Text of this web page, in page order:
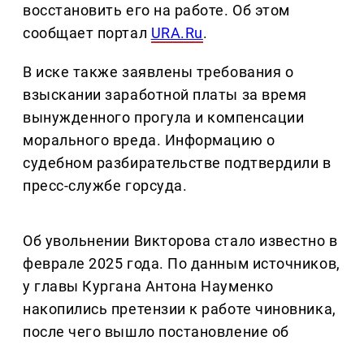
восстановить его на работе. Об этом
сообщает портал URA.Ru.
В иске также заявлены требования о
взыскании заработной платы за время
вынужденного прогула и компенсации
морального вреда. Информацию о
судебном разбирательстве подтвердили в
пресс-службе горсуда.
Об увольнении Викторова стало известно в
феврале 2025 года. По данным источников,
у главы Кургана Антона Науменко
накопились претензии к работе чиновника,
после чего вышло постановление об